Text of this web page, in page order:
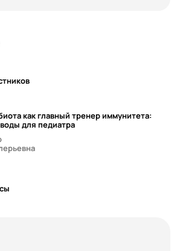
как главный тренер иммунитета:
для педиатра